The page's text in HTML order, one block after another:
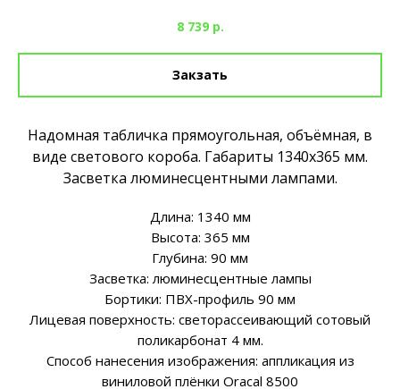
8 739 р.
Закзать
Надомная табличка прямоугольная, объёмная, в
виде светового короба. Габариты 1340х365 мм.
Засветка люминесцентными лампами.
Длина: 1340 мм
Высота: 365 мм
Глубина: 90 мм
Засветка: люминесцентные лампы
Бортики: ПВХ-профиль 90 мм
Лицевая поверхность: светорассеивающий сотовый
поликарбонат 4 мм.
Способ нанесения изображения: аппликация из
виниловой плёнки Oracal 8500